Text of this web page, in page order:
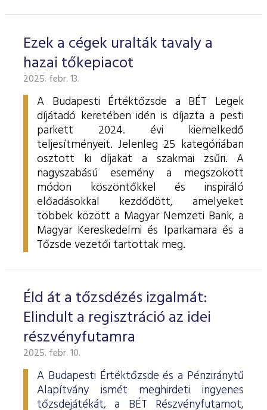
Ezek a cégek uralták tavaly a
hazai tőkepiacot
2025. febr. 13.
A Budapesti Értéktőzsde a BÉT Legek
díjátadó keretében idén is díjazta a pesti
parkett 2024. évi kiemelkedő
teljesítményeit. Jelenleg 25 kategóriában
osztott ki díjakat a szakmai zsűri. A
nagyszabású esemény a megszokott
módon köszöntőkkel és inspiráló
előadásokkal kezdődött, amelyeket
többek között a Magyar Nemzeti Bank, a
Magyar Kereskedelmi és Iparkamara és a
Tőzsde vezetői tartottak meg.
Éld át a tőzsdézés izgalmát:
Elindult a regisztráció az idei
részvényfutamra
2025. febr. 10.
A Budapesti Értéktőzsde és a Pénziránytű
Alapítvány ismét meghirdeti ingyenes
tőzsdejátékát, a BÉT Részvényfutamot,